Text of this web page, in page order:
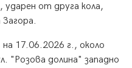
от друга кола,
17.06.2026 г., около
"Розова долина" западно